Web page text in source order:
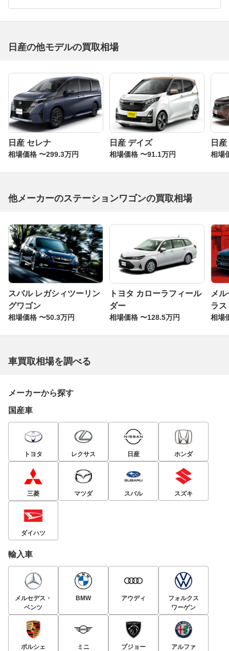
日産の他モデルの買取相場
日産 セレナ
相場価格 〜299.3万円
日産 デイズ
相場価格 〜91.1万円
日
相場
他メーカーのステーションワゴンの買取相場
スバル レガシィツーリン
グワゴン
相場価格 〜50.3万円
トヨタ カローラフィール
ダー
相場価格 〜128.5万円
メ
ラス
相場
車買取相場を調べる
メーカーから探す
国産車
トヨタ レクサス 日産 ホンダ
三菱 マツダ スバル スズキ
ダイハツ
輸入車
メルセデス・
ベンツ
BMW アウディ
フォルクス
ワーゲン
ポルシェ ミニ プジョー アルファ